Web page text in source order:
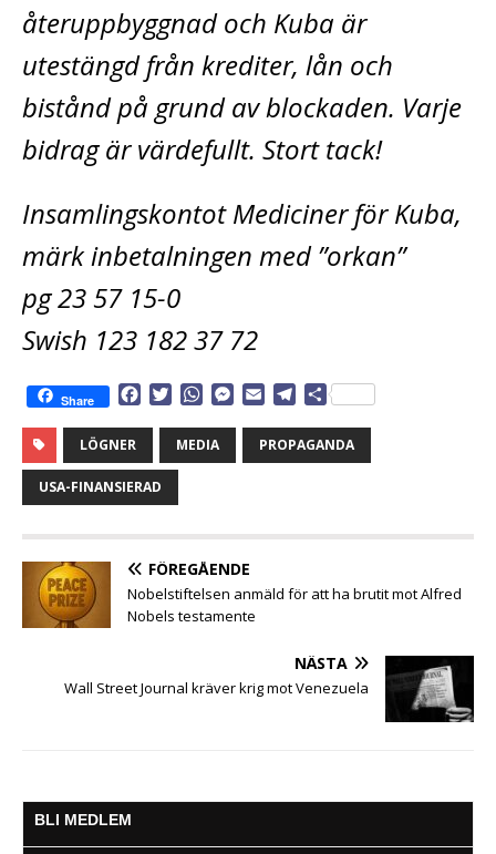
återuppbyggnad och Kuba är
utestängd från krediter, lån och
bistånd på grund av blockaden. Varje
bidrag är värdefullt. Stort tack!
Insamlingskontot Mediciner för Kuba,
märk inbetalningen med ”orkan”
pg 23 57 15-0
Swish 123 182 37 72
Share
e
b
o
t
e
W
a
t
M
s
r
a
i
l
e
D
l
a
LÖGNER MEDIA PROPAGANDA
USA-FINANSIERAD
FÖREGÅENDE
Nobelstiftelsen anmäld för att ha brutit mot Alfred
Nobels testamente
NÄSTA
Wall Street Journal kräver krig mot Venezuela
BLI MEDLEM